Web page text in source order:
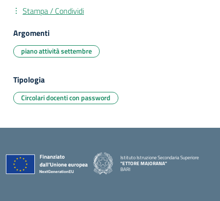
Stampa / Condividi
Argomenti
piano attività settembre
Tipologia
Circolari docenti con password
Istituto Istruzione Secondaria Superiore
"ETTORE MAJORANA"
BARI